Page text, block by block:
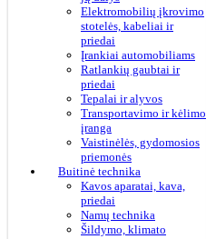
Elektromobilių įkrovimo
stotelės, kabeliai ir
priedai
Įrankiai automobiliams
Ratlankių gaubtai ir
priedai
Tepalai ir alyvos
Transportavimo ir kėlimo
įranga
Vaistinėlės, gydomosios
priemonės
Buitinė technika
Kavos aparatai, kava,
priedai
Namų technika
Šildymo, klimato